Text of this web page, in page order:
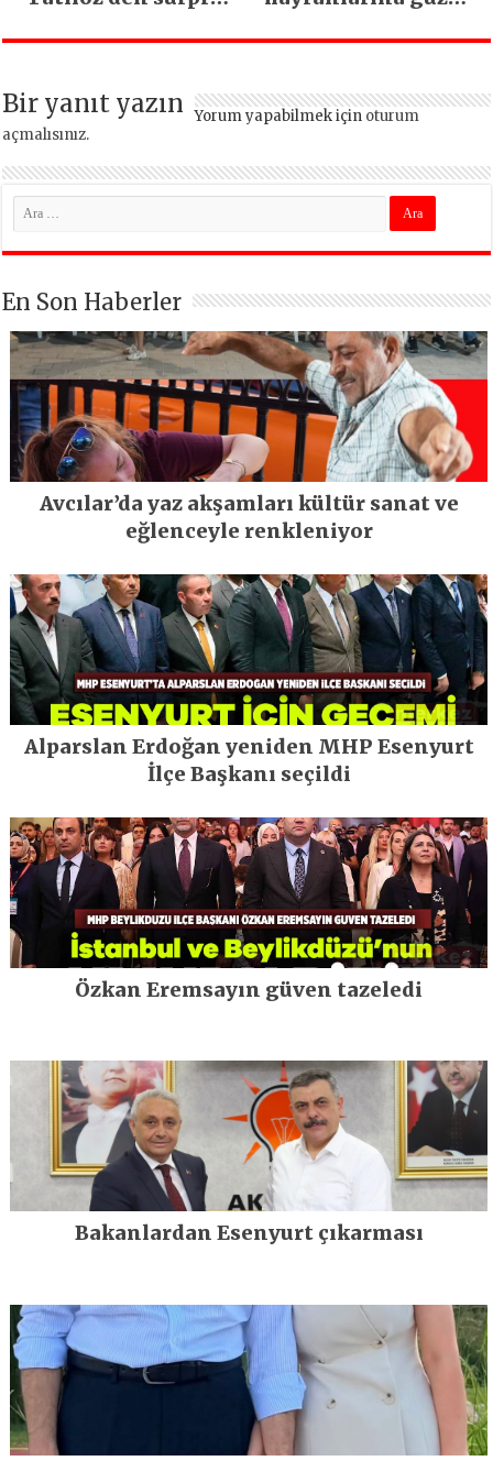
Bir yanıt yazın Yorum yapabilmek için oturum
açmalısınız.
En Son Haberler
Avcılar’da yaz akşamları kültür sanat ve
eğlenceyle renkleniyor
Alparslan Erdoğan yeniden MHP Esenyurt
İlçe Başkanı seçildi
Özkan Eremsayın güven tazeledi
Bakanlardan Esenyurt çıkarması